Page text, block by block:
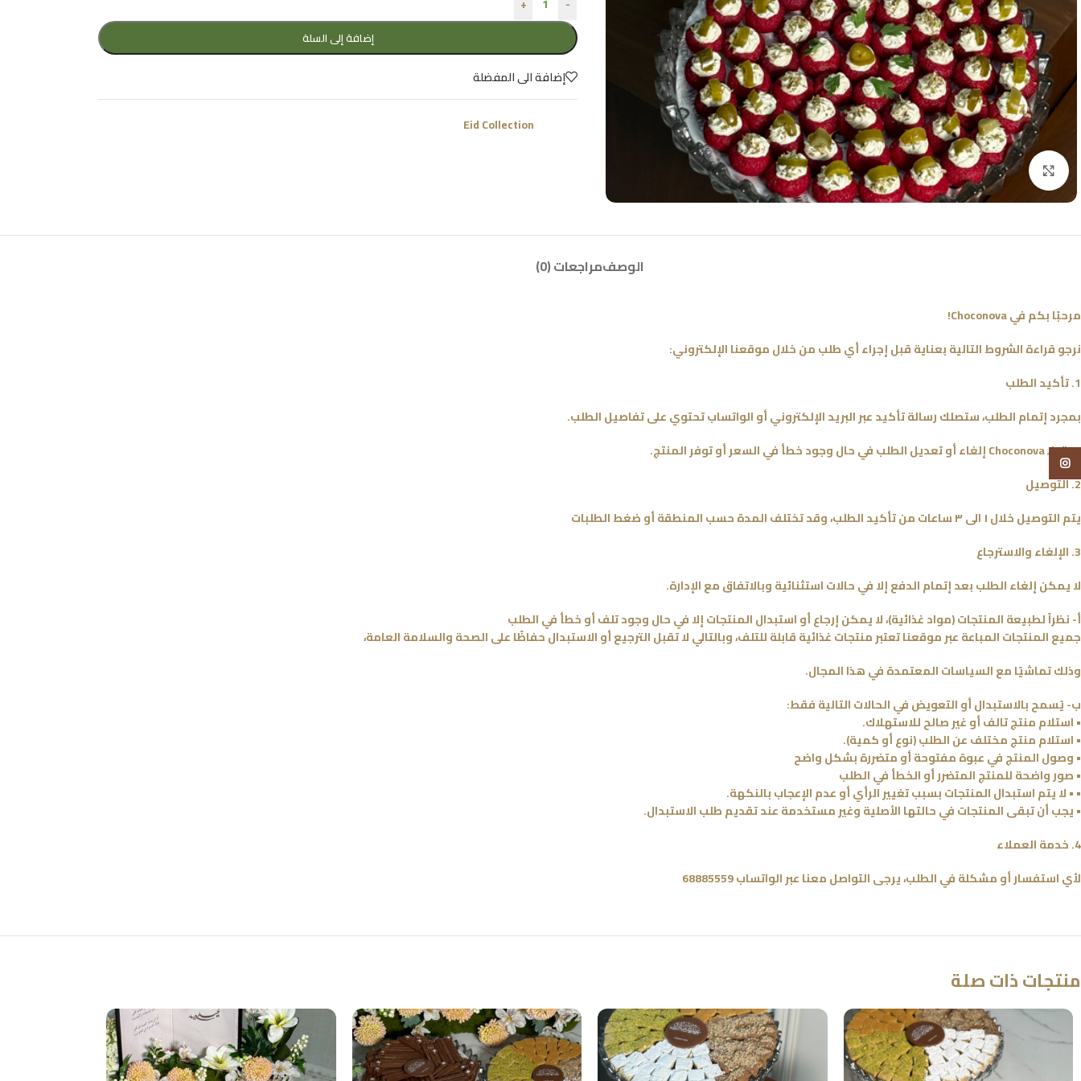
اضغط للتكبير
إضافة إلى السلة
إضافة الى المفضلة
Eid Collection
الوصفمراجعات (0)
مرحبًا بكم في Choconova!
نرجو قراءة الشروط التالية بعناية قبل إجراء أي طلب من خلال موقعنا الإلكتروني:
1. تأكيد الطلب
بمجرد إتمام الطلب، ستصلك رسالة تأكيد عبر البريد الإلكتروني أو الواتساب تحتوي على تفاصيل الطلب.
يحق لـ Choconova إلغاء أو تعديل الطلب في حال وجود خطأ في السعر أو توفر المنتج.
2. التوصيل
يتم التوصيل خلال ١ الى ٣ ساعات من تأكيد الطلب، وقد تختلف المدة حسب المنطقة أو ضغط الطلبات
3. الإلغاء والاسترجاع
لا يمكن إلغاء الطلب بعد إتمام الدفع إلا في حالات استثنائية وبالاتفاق مع الإدارة.
أ- نظراً لطبيعة المنتجات (مواد غذائية)، لا يمكن إرجاع أو استبدال المنتجات إلا في حال وجود تلف أو خطأ في الطلب
جميع المنتجات المباعة عبر موقعنا تعتبر منتجات غذائية قابلة للتلف، وبالتالي لا تقبل الترجيع أو الاستبدال حفاظًا على الصحة والسلامة العامة،
وذلك تماشيًا مع السياسات المعتمدة في هذا المجال.
ب- يُسمح بالاستبدال أو التعويض في الحالات التالية فقط:
• استلام منتج تالف أو غير صالح للاستهلاك.
• استلام منتج مختلف عن الطلب (نوع أو كمية).
• وصول المنتج في عبوة مفتوحة أو متضررة بشكل واضح
• صور واضحة للمنتج المتضرر أو الخطأ في الطلب
• • لا يتم استبدال المنتجات بسبب تغيير الرأي أو عدم الإعجاب بالنكهة.
• يجب أن تبقى المنتجات في حالتها الأصلية وغير مستخدمة عند تقديم طلب الاستبدال.
4. خدمة العملاء
لأي استفسار أو مشكلة في الطلب، يرجى التواصل معنا عبر الواتساب 68885559
منتجات ذات صلة